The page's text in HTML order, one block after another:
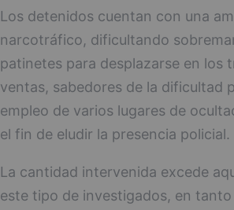
Los detenidos cuentan con una
narcotráfico, dificultando
patinetes para desplazarse en los
ventas, sabedores de la dificultad
empleo de varios lugares de
el fin de eludir la presencia policial.
La cantidad intervenida excede
este tipo de investigados, en